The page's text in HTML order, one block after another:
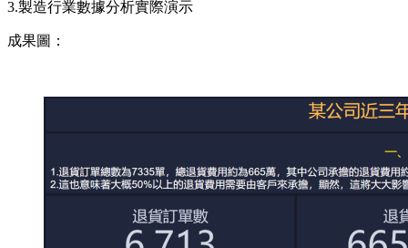
3.製造行業數據分析實際演示
成果圖：